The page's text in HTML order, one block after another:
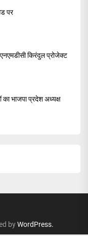
पर
किरंदुल प्रोजेक्ट
का भाजपा प्रदेश अध्यक्ष
byWordPress.